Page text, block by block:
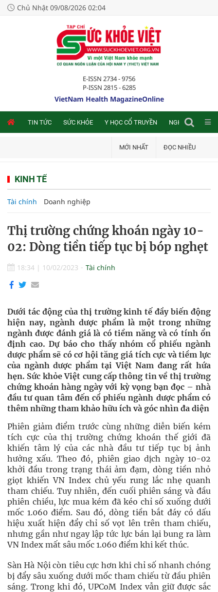
Chủ Nhật 09/08/2026 02:04
E-ISSN 2734 - 9756
P-ISSN 2815 - 6285
VietNam Health MagazineOnline
TIN TỨC SỨC KHỎE Y HỌC CỔ TRUYỀN NGHIÊN CỨU
MỚI NHẤT ĐỌC NHIỀU
KINH TẾ
Tài chính Doanh nghiệp
Thị trường chứng khoán ngày 10-
02: Dòng tiền tiếp tục bị bóp nghẹt
18:34 | 10/02/2023 Tài chính
Dưới tác động của thị trường kinh tế đầy biến động
hiện nay, ngành dược phẩm là một trong những
ngành được đánh giá là có tiềm năng và có tính ổn
định cao. Dự báo cho thấy nhóm cổ phiếu ngành
dược phẩm sẽ có cơ hội tăng giá tích cực và tiềm lực
của ngành dược phẩm tại Việt Nam đang rất hứa
hẹn. Sức khỏe Việt cung cấp thông tin về thị trường
chứng khoán hàng ngày với kỳ vọng bạn đọc – nhà
đầu tư quan tâm đến cổ phiếu ngành dược phẩm có
thêm những tham khảo hữu ích và góc nhìn đa diện
Phiên giảm điểm trước cùng những diễn biến kém
tích cực của thị trường chứng khoán thế giới đã
khiến tâm lý của các nhà đầu tư tiếp tục bị ảnh
hưởng xấu. Theo đó, phiên giao dịch ngày 10-02
khởi đầu trong trạng thái ảm đạm, dòng tiền nhỏ
giọt khiến VN Index chủ yếu rung lắc nhẹ quanh
tham chiếu. Tuy nhiên, đến cuối phiên sáng và đầu
phiên chiều, lực mua kém đã kéo chỉ số xuống dưới
mốc 1.060 điểm. Sau đó, dòng tiền bắt đáy có dấu
hiệu xuất hiện đẩy chỉ số vọt lên trên tham chiếu,
nhưng gần như ngay lập tức lực bán lại bung ra làm
VN Index mất sâu mốc 1.060 điểm khi kết thúc.
Sàn Hà Nội còn tiêu cực hơn khi chỉ số nhanh chóng
bị đẩy sâu xuống dưới mốc tham chiếu từ đầu phiên
sáng. Trong khi đó, UPCoM Index vẫn giữ được sắc